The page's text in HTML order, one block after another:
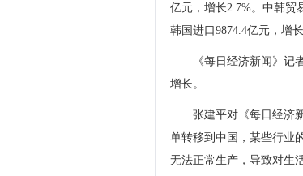
亿元，增长2.7%。中韩贸
韩国进口9874.4亿元，增长
《每日经济新闻》
增长。
张建平对《每日经济
单转移到中国，某些行业
无法正常生产，导致对生